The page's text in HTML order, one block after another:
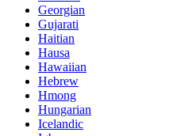
Georgian
Gujarati
Haitian
Hausa
Hawaiian
Hebrew
Hmong
Hungarian
Icelandic